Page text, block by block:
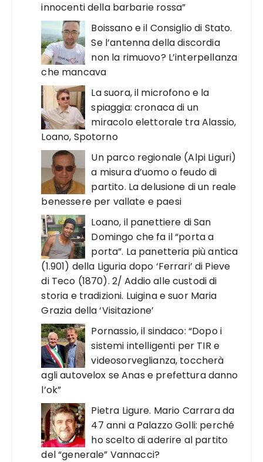
innocenti della barbarie rossa”
Boissano e il Consiglio di Stato.
Se l’antenna della discordia
non la rimuovo? L’interpellanza
che mancava
La suora, il microfono e la
spiaggia: cronaca di un
miracolo elettorale tra Alassio,
Loano, Spotorno
Un parco regionale (Alpi Liguri)
a misura d’uomo o feudo di
partito. La delusione di un reale
benessere per vallate e paesi
Loano, il panettiere di San
Domingo che fa il “porta a
porta”. La panetteria più antica
(1.901) della Liguria dopo ‘Ferrari’ di Pieve
di Teco (1870). 2/ Addio alle custodi di
storia e tradizioni. Luigina e suor Maria
Grazia della ‘Visitazione’
Pornassio, il sindaco: “Dopo i
sistemi intelligenti per TIR e
videosorveglianza, toccherà
agli autovelox se Anas e prefettura danno
l’ok”
Pietra Ligure. Mario Carrara da
47 anni a Palazzo Golli: perché
ho scelto di aderire al partito
del “generale” Vannacci?